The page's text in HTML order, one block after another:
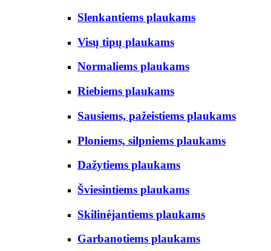
Slenkantiems plaukams
Visų tipų plaukams
Normaliems plaukams
Riebiems plaukams
Sausiems, pažeistiems plaukams
Ploniems, silpniems plaukams
Dažytiems plaukams
Šviesintiems plaukams
Skilinėjantiems plaukams
Garbanotiems plaukams